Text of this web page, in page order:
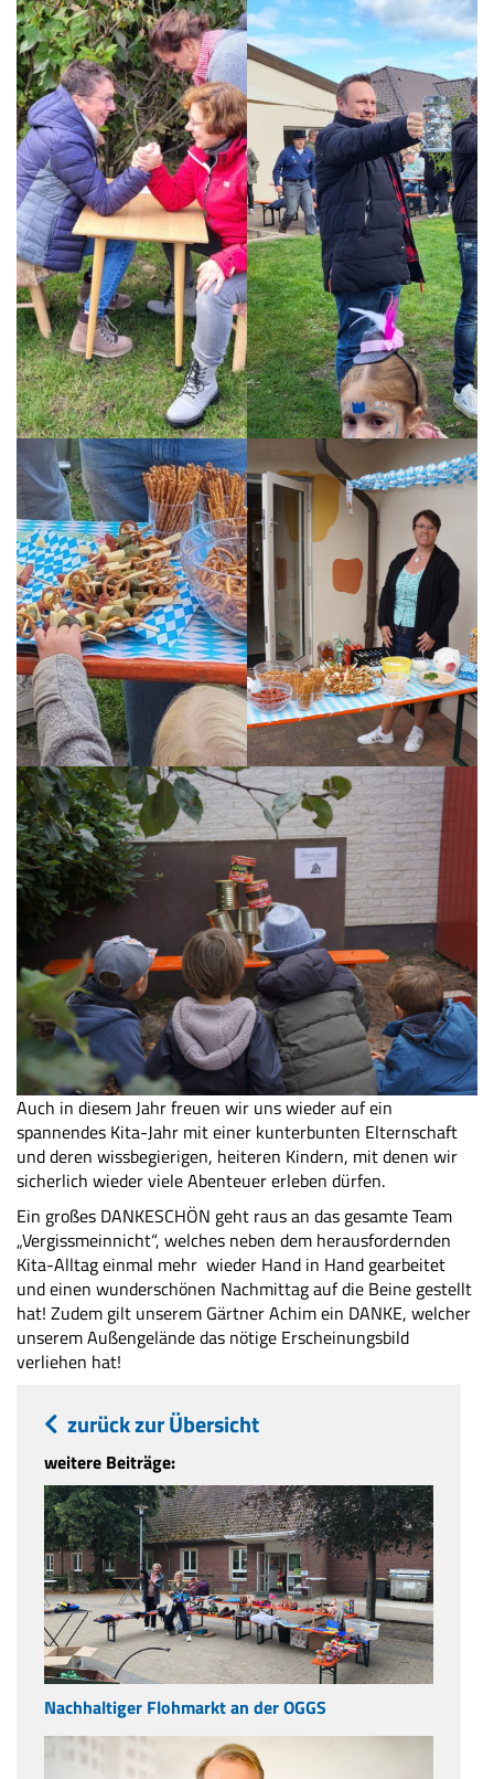
Auch in diesem Jahr freuen wir uns wieder auf ein
spannendes Kita-Jahr mit einer kunterbunten Elternschaft
und deren wissbegierigen, heiteren Kindern, mit denen wir
sicherlich wieder viele Abenteuer erleben dürfen.
Ein großes DANKESCHÖN geht raus an das gesamte Team
„Vergissmeinnicht“, welches neben dem herausfordernden
Kita-Alltag einmal mehr wieder Hand in Hand gearbeitet
und einen wunderschönen Nachmittag auf die Beine gestellt
hat! Zudem gilt unserem Gärtner Achim ein DANKE, welcher
unserem Außengelände das nötige Erscheinungsbild
verliehen hat!
zurück zur Übersicht
weitere Beiträge:
Nachhaltiger Flohmarkt an der OGGS